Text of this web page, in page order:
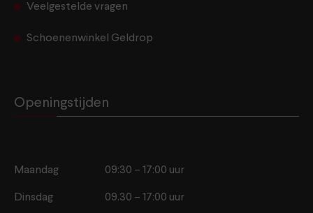
Veelgestelde vragen
Schoenenwinkel Geldrop
Openingstijden
Maandag 09:30 – 17:00 uur
Dinsdag 09.30 – 17:00 uur